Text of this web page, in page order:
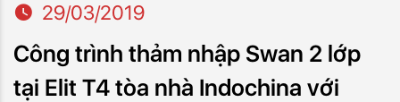
29/03/2019
Công trình thảm nhập Swan 2 lớp
tại Elit T4 tòa nhà Indochina với